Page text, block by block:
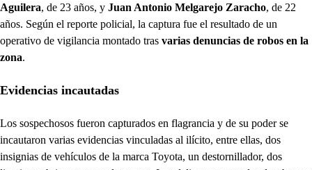
Aguilera, de 23 años, y Juan Antonio Melgarejo Zaracho, de 22
años. Según el reporte policial, la captura fue el resultado de un
operativo de vigilancia montado tras varias denuncias de robos en la
zona.
Evidencias incautadas
Los sospechosos fueron capturados en flagrancia y de su poder se
incautaron varias evidencias vinculadas al ilícito, entre ellas, dos
insignias de vehículos de la marca Toyota, un destornillador, dos